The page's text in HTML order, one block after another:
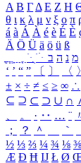
Α Β ΓΔ Ε Ζ Η
θ ι κ λ μ ν ξ ο π
á à Á À é è É È
Ä Ö Ü ä ö ü ß
ִֶֹ ֻּ ׁׂ מ נ ה ב
‘ ’ “ ” 〔 〕 〈 〉
± × ÷ ≠ ≤ ≥ ∞ ∴
⊆ ⊇ ⊂ ⊃ ∪ ∩
、
。 · ‥ … ¨
；
？ ＾ ｀
½ ⅓ ⅔ ¼ ¾ ⅛ ⅜
Æ Ð Ħ Ĳ Ł Ø